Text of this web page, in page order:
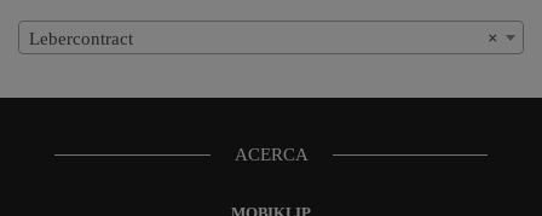
×
Lebercontract
ACERCA